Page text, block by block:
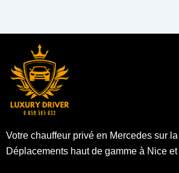
Votre chauffeur privé en Mercedes sur la
Déplacements haut de gamme à Nice